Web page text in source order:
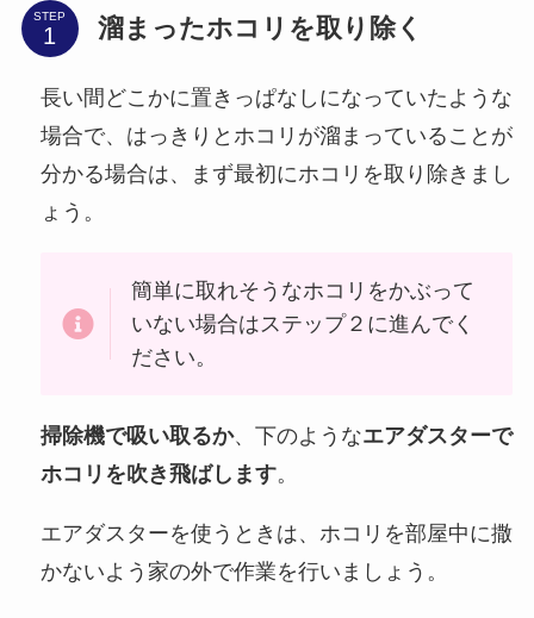
STEP 溜まったホコリを取り除く
長い間どこかに置きっぱなしになっていたような
場合で、はっきりとホコリが溜まっていることが
分かる場合は、まず最初にホコリを取り除きまし
ょう。
簡単に取れそうなホコリをかぶって
いない場合はステップ２に進んでく
ださい。
掃除機で吸い取るか、下のようなエアダスターで
ホコリを吹き飛ばします。
エアダスターを使うときは、ホコリを部屋中に撒
かないよう家の外で作業を行いましょう。